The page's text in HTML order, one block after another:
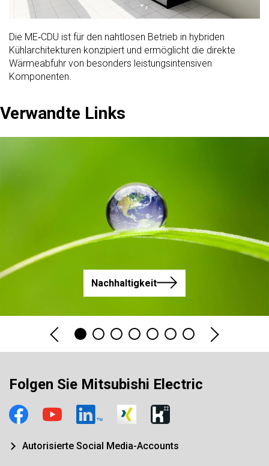
Die ME‑CDU ist für den nahtlosen Betrieb in hybriden
Kühlarchitekturen konzipiert und ermöglicht die direkte
Wärmeabfuhr von besonders leistungsintensiven
Komponenten.
Verwandte Links
Nachhaltigkeit
Folgen Sie Mitsubishi Electric
Autorisierte Social Media-Accounts